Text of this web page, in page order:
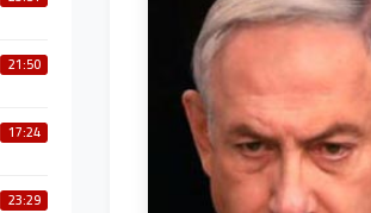
21:50
17:24
23:29